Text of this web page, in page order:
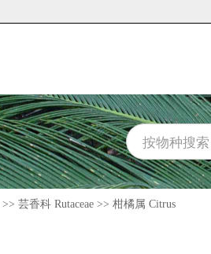
>> 芸香科 Rutaceae >> 柑橘属 Citrus